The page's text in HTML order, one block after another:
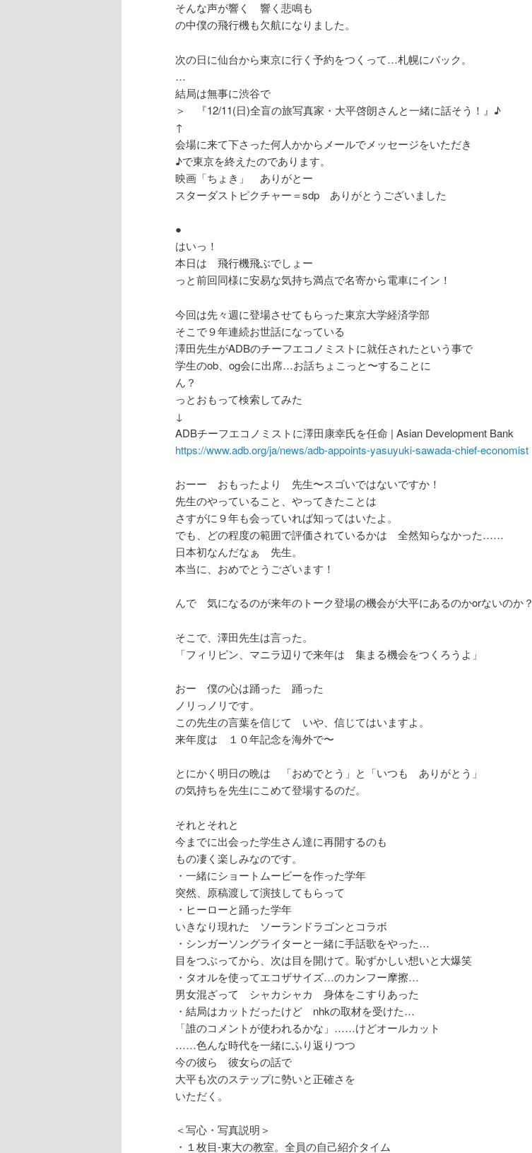
そんな声が響く 響く悲鳴も
の中僕の飛行機も欠航になりました。
次の日に仙台から東京に行く予約をつくって…札幌にバック。
…
結局は無事に渋谷で
＞ 『12/11(日)全盲の旅写真家・大平啓朗さんと一緒に話そう！』♪
↑
会場に来て下さった何人かからメールでメッセージをいただき
♪で東京を終えたのであります。
映画「ちょき」 ありがとー
スターダストピクチャー＝sdp ありがとうございました
●
はいっ！
本日は 飛行機飛ぶでしょー
っと前回同様に安易な気持ち満点で名寄から電車にイン！
今回は先々週に登場させてもらった東京大学経済学部
そこで９年連続お世話になっている
澤田先生がADBのチーフエコノミストに就任されたという事で
学生のob、og会に出席…お話ちょこっと〜することに
ん？
っとおもって検索してみた
↓
ADBチーフエコノミストに澤田康幸氏を任命 | Asian Development Bank
https://www.adb.org/ja/news/adb-appoints-yasuyuki-sawada-chief-economist
おーー おもったより 先生〜スゴいではないですか！
先生のやっていること、やってきたことは
さすがに９年も会っていれば知ってはいたよ。
でも、どの程度の範囲で評価されているかは 全然知らなかった……
日本初なんだなぁ 先生。
本当に、おめでとうございます！
んで 気になるのが来年のトーク登場の機会が大平にあるのかorないのか？
そこで、澤田先生は言った。
「フィリピン、マニラ辺りで来年は 集まる機会をつくろうよ」
おー 僕の心は踊った 踊った
ノリっノリです。
この先生の言葉を信じて いや、信じてはいますよ。
来年度は １０年記念を海外で〜
とにかく明日の晩は 「おめでとう」と「いつも ありがとう」
の気持ちを先生にこめて登場するのだ。
それとそれと
今までに出会った学生さん達に再開するのも
もの凄く楽しみなのです。
・一緒にショートムービーを作った学年
突然、原稿渡して演技してもらって
・ヒーローと踊った学年
いきなり現れた ソーランドラゴンとコラボ
・シンガーソングライターと一緒に手話歌をやった…
目をつぶってから、次は目を開けて。恥ずかしい想いと大爆笑
・タオルを使ってエコザサイズ…のカンフー摩擦…
男女混ざって シャカシャカ 身体をこすりあった
・結局はカットだったけど nhkの取材を受けた…
「誰のコメントが使われるかな」……けどオールカット
……色んな時代を一緒にふり返りつつ
今の彼ら 彼女らの話で
大平も次のステップに勢いと正確さを
いただく。
＜写心・写真説明＞
・１枚目-東大の教室。全員の自己紹介タイム